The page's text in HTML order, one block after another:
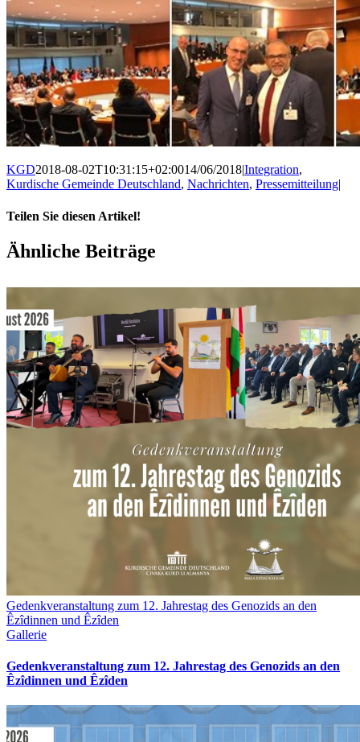
KGD2018-08-02T10:31:15+02:0014/06/2018|Integration,
Kurdische Gemeinde Deutschland, Nachrichten, Pressemitteilung|
Teilen Sie diesen Artikel!
Facebook
X
WhatsApp
Pinterest
E-
Mail
Ähnliche Beiträge
Gedenkveranstaltung zum 12. Jahrestag des Genozids an den
Êzîdinnen und Êzîden
Gallerie
Gedenkveranstaltung zum 12. Jahrestag des Genozids an den
Êzîdinnen und Êzîden